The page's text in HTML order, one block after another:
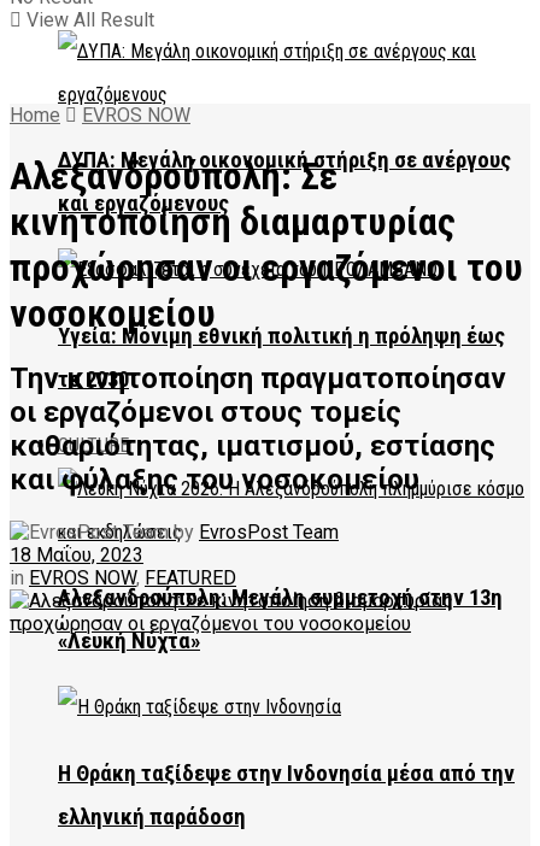
ΔΥΠΑ: Μεγάλη οικονομική στήριξη σε ανέργους
και εργαζόμενους
Υγεία: Μόνιμη εθνική πολιτική η πρόληψη έως
το 2030
CULTURE
Αλεξανδρούπολη: Μεγάλη συμμετοχή στην 13η
«Λευκή Νύχτα»
Η Θράκη ταξίδεψε στην Ινδονησία μέσα από την
ελληνική παράδοση
View All Result
Home EVROS NOW
Αλεξανδρούπολη: Σε
κινητοποίηση διαμαρτυρίας
προχώρησαν οι εργαζόμενοι του
νοσοκομείου
Την κινητοποίηση πραγματοποίησαν
οι εργαζόμενοι στους τομείς
καθαριότητας, ιματισμού, εστίασης
και φύλαξης του νοσοκομείου
by EvrosPost Team
18 Μαΐου, 2023
in EVROS NOW, FEATURED